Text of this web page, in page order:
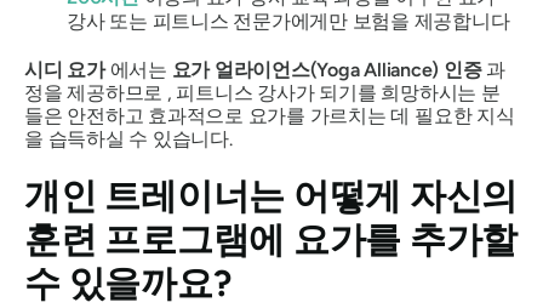
강사 또는 피트니스 전문가에게만 보험을 제공합니다
시디 요가에서는 요가 얼라이언스(Yoga Alliance) 인증과
정을 제공하므로 , 피트니스 강사가 되기를 희망하시는 분
들은 안전하고 효과적으로 요가를 가르치는 데 필요한 지식
을 습득하실 수 있습니다.
개인 트레이너는 어떻게 자신의
훈련 프로그램에 요가를 추가할
수 있을까요?